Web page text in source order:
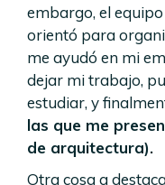
embargo, el
orientó para
me ayudó en mi
dejar mi trabajo,
estudiar, y
las que me
de arquitectura).
Otra cosa a